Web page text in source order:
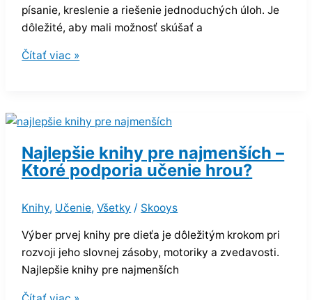
písanie, kreslenie a riešenie jednoduchých úloh. Je
dôležité, aby mali možnosť skúšať a
Čítať viac »
Najlepšie knihy pre najmenších –
Ktoré podporia učenie hrou?
Knihy, Učenie,Všetky / Skooys
Výber prvej knihy pre dieťa je dôležitým krokom pri
rozvoji jeho slovnej zásoby, motoriky a zvedavosti.
Najlepšie knihy pre najmenších